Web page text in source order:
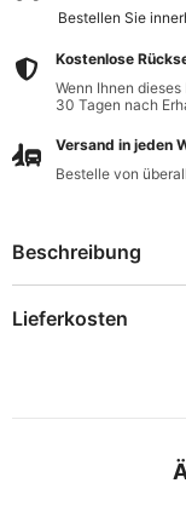
Bestellen Sie
Kostenlose
Wenn Ihnen
30 Tagen nach
Versand in jeden
Bestelle von
Beschreibung
Lieferkosten